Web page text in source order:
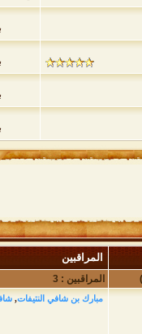
المراقبين
المراقبين : 3
مبارك بن شافي النتيفات,